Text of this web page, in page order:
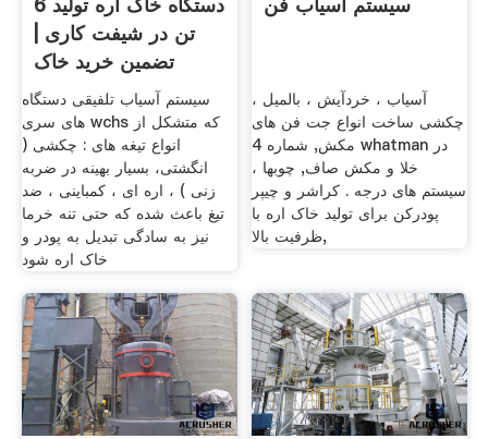
تن در شیفت کاری |
تضمین خرید خاک
سیستم آسیاب تلفیقی دستگاه
های سری wchs که متشکل از
انواع تیغه های : چکشی (
انگشتی، بسیار بهینه در ضربه
زنی ) ، اره ای ، کمباینی ، ضد
تیغ باعث شده که حتی تنه خرما
نیز به سادگی تبدیل به پودر و
خاک اره شود
آسیاب ، خردآیش ، بالمیل ،
چکشی ساخت انواع جت فن های
مکش, شماره 4 whatman در
خلا و مکش صاف, چوبها ،
سیستم های درجه . کراشر و چیپر
پودرکن برای تولید خاک اره با
ظرفیت بالا,